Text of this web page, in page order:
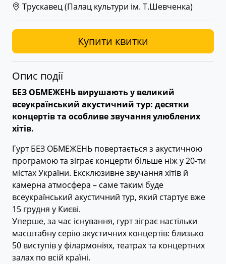
Трускавец (Палац культури ім. Т.Шевченка)
Купити квитки
Опис події
БЕЗ ОБМЕЖЕНЬ вирушають у великий
всеукраїнський акустичний тур: десятки
концертів та особливе звучання улюблених
хітів.
Гурт БЕЗ ОБМЕЖЕНЬ повертається з акустичною
програмою та зіграє концерти більше ніж у 20-ти
містах України. Ексклюзивне звучання хітів й
камерна атмосфера – саме таким буде
всеукраїнський акустичний тур, який стартує вже
15 грудня у Києві.
Уперше, за час існування, гурт зіграє настільки
масштабну серію акустичних концертів: близько
50 виступів у філармоніях, театрах та концертних
залах по всій країні.